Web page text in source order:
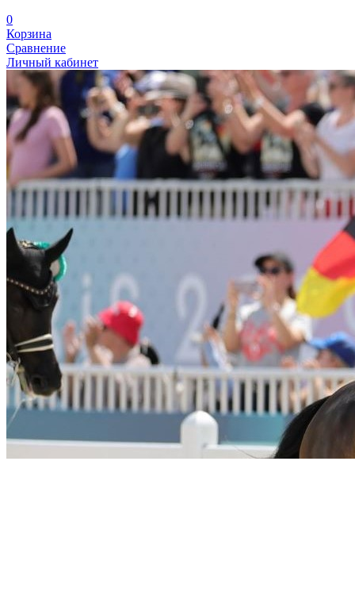
0
Корзина
Сравнение
Личный кабинет